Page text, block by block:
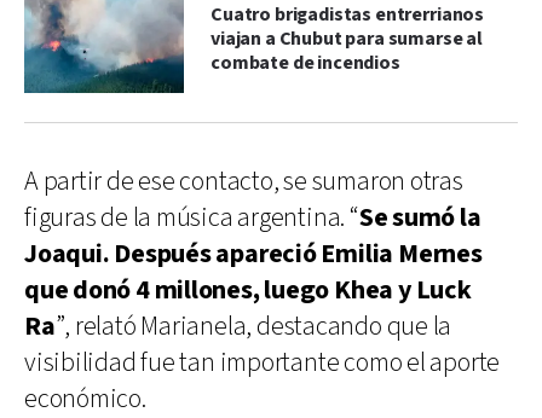
Cuatro brigadistas entrerrianos
viajan a Chubut para sumarse al
combate de incendios
A partir de ese contacto, se sumaron otras
figuras de la música argentina. “Se sumó la
Joaqui. Después apareció Emilia Mernes
que donó 4 millones, luego Khea y Luck
Ra”, relató Marianela, destacando que la
visibilidad fue tan importante como el aporte
económico.